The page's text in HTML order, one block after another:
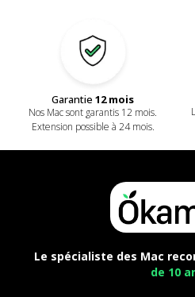
Garantie 12 mois
Nos Mac sont garantis 12 mois.
Extension possible à 24 mois.
Le spécialiste des Mac
de 10